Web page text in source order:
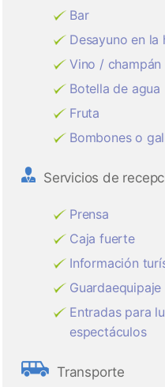
Bar
Desayuno en la
Vino / champán
Botella de agua
Fruta
Bombones o
Servicios de
Prensa
Caja fuerte
Información
Guardaequipaje
Entradas para
espectáculos
Transporte